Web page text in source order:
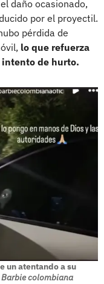
daño ocasionado,
por el proyectil.
pérdida de
lo que refuerza
intento de hurto.
un atentando a su
Barbie colombiana